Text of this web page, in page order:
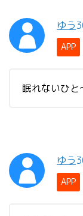
ゆう
APP
眠れないひと
ゆう
APP